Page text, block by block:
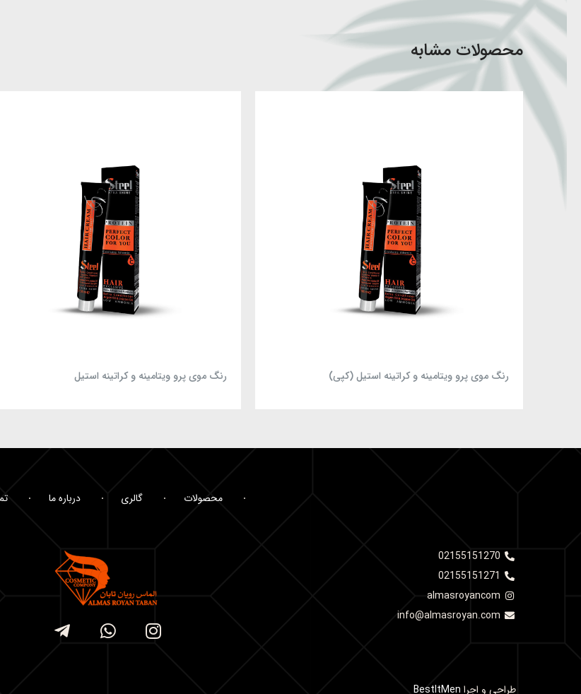
محصولات مشابه
رنگ موی پرو ویتامینه و کراتینه استیل (کپی) رنگ موی پرو ویتامینه و کراتینه استیل
محصولات گالری درباره ما
02155151270
02155151271
almasroyancom
info@almasroyan.com
طراحی و اجرا BestItMen